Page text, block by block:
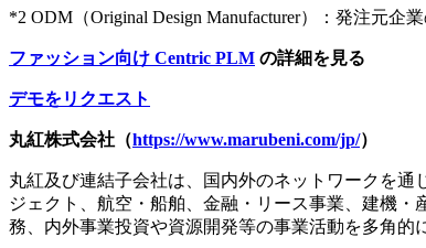
*2 ODM（Original Design Manufacturer）：発注元
ファッション向け Centric PLM の詳細を見る
デモをリクエスト
丸紅株式会社（https://www.marubeni.com/jp/）
丸紅及び連結子会社は、国内外のネットワークを
ジェクト、航空・船舶、金融・リース事業、建機
務、内外事業投資や資源開発等の事業活動を多角的